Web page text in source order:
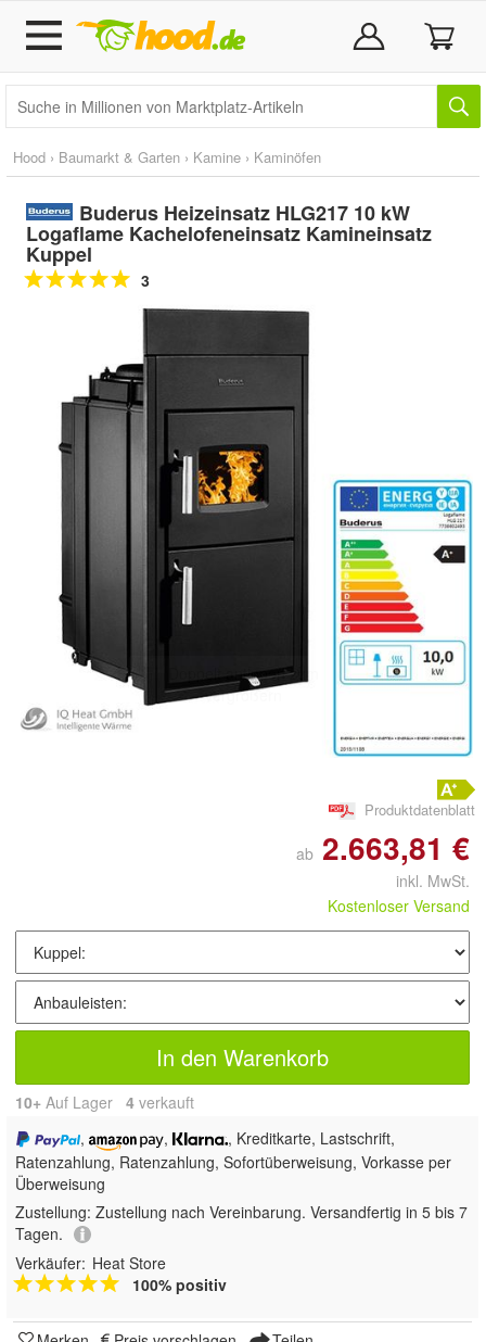
Hood › Baumarkt & Garten › Kamine › Kaminöfen
Buderus Heizeinsatz HLG217 10 kW
Logaflame Kachelofeneinsatz Kamineinsatz
Kuppel
3
Doppelt antippen zum
vergrößern
Produktdatenblatt
ab 2.663,81 €
inkl. MwSt.
Kostenloser Versand
In den Warenkorb
10+ Auf Lager 4 verkauft
,
,
, Kreditkarte, Lastschrift,
Ratenzahlung, Ratenzahlung, Sofortüberweisung, Vorkasse per
Überweisung
Zustellung: Zustellung nach Vereinbarung. Versandfertig in 5 bis 7
Tagen.
Verkäufer: Heat Store
100% positiv